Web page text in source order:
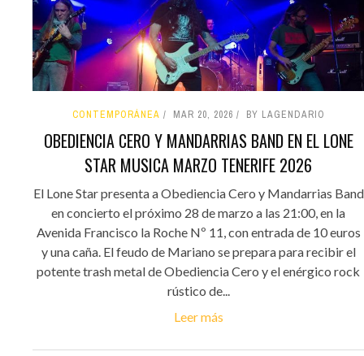
CONTEMPORÁNEA MAR 20, 2026 BY LAGENDARIO
OBEDIENCIA CERO Y MANDARRIAS BAND EN EL LONE
STAR MUSICA MARZO TENERIFE 2026
El Lone Star presenta a Obediencia Cero y Mandarrias Band
en concierto el próximo 28 de marzo a las 21:00, en la
Avenida Francisco la Roche Nº 11, con entrada de 10 euros
y una caña. El feudo de Mariano se prepara para recibir el
potente trash metal de Obediencia Cero y el enérgico rock
rústico de...
Leer más